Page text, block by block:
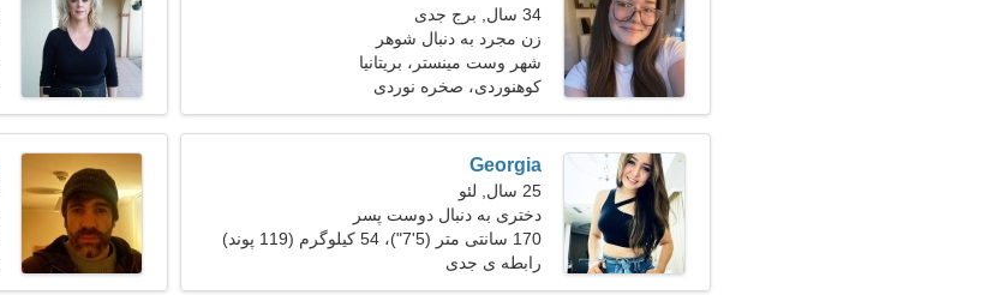
34 سال, برج جدی
زن مجرد به دنبال شوهر
شهر وست مینستر، بریتانیا
کوهنوردی، صخره نوردی
Georgia
25 سال, لئو
دختری به دنبال دوست پسر
170 سانتی متر (5'7")، 54 کیلوگرم (119 پوند)
رابطه ی جدی